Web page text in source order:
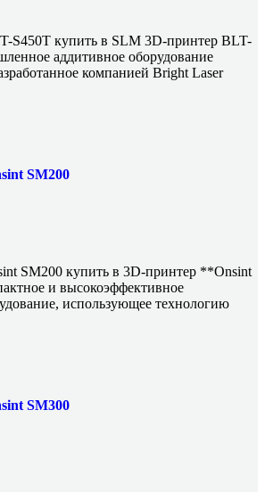
S450T купить в SLM 3D-принтер BLT-
аддитивное оборудование
компанией Bright Laser
SM200
SM200 купить в 3D-принтер **Onsint
и высокоэффективное
использующее технологию
SM300